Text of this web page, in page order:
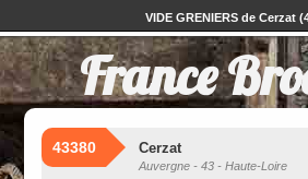
VIDE GRENIERS de Cerzat
France
43380 Cerzat
Auvergne - 43 - Haute-Loire